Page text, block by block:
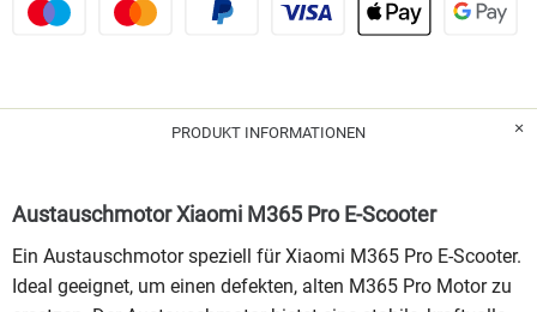
PRODUKT INFORMATIONEN
Austauschmotor Xiaomi M365 Pro E-Scooter
Ein Austauschmotor speziell für Xiaomi M365 Pro E-Scooter.
Ideal geeignet, um einen defekten, alten M365 Pro Motor zu